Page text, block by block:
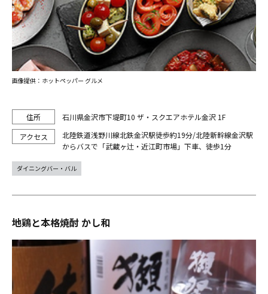
石川県金沢市下堤町10 ザ・スクエアホテル金沢 1F
北陸鉄道浅野川線北鉄金沢駅徒歩約19分/北陸新幹線金沢駅
からバスで「武蔵ヶ辻・近江町市場」下車、徒歩1分
画像提供：ホットペッパー グルメ
ダイニングバー・バル
地鶏と本格焼酎 かし和